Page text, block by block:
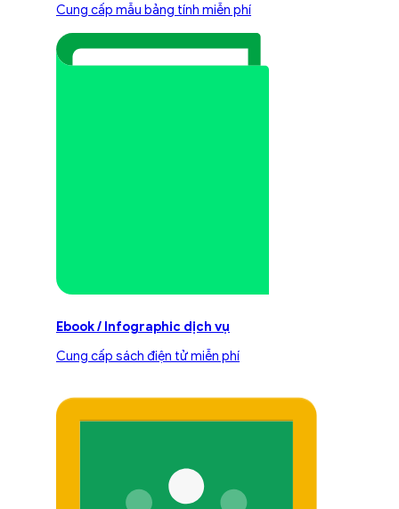
Cung cấp mẫu bảng tính miễn phí
Ebook / Infographic dịch vụ
Cung cấp sách điện tử miễn phí